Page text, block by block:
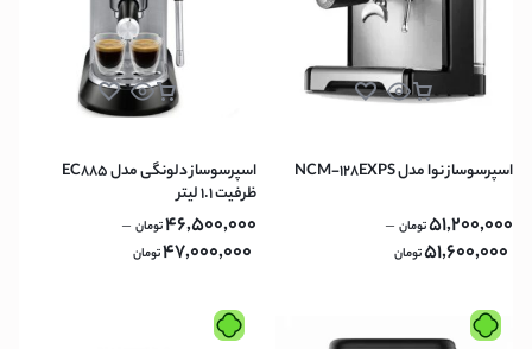
اسپرسوساز نوا مدل NCM-128EXPS
51,200,000تومان –
51,600,000تومان
اسپرسوساز دلونگی مدل EC885
ظرفیت ۱.۱ لیتر
46,500,000تومان –
47,000,000تومان